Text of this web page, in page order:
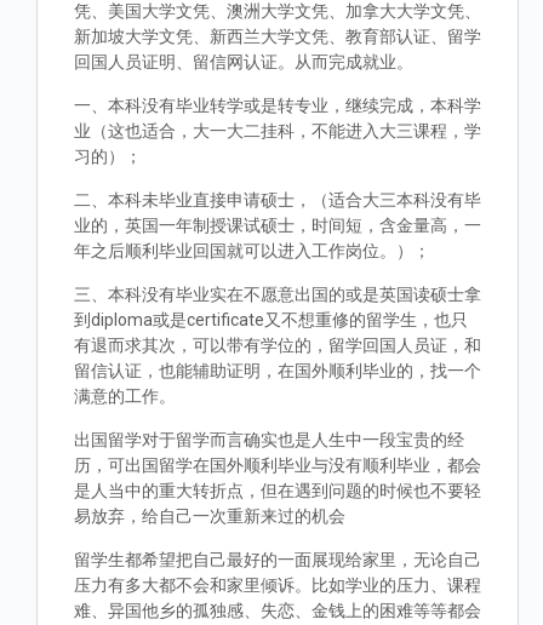
凭、美国大学文凭、澳洲大学文凭、加拿大大学文凭、
新加坡大学文凭、新西兰大学文凭、教育部认证、留学
回国人员证明、留信网认证。从而完成就业。
一、本科没有毕业转学或是转专业，继续完成，本科学
业（这也适合，大一大二挂科，不能进入大三课程，学
习的）；
二、本科未毕业直接申请硕士，（适合大三本科没有毕
业的，英国一年制授课试硕士，时间短，含金量高，一
年之后顺利毕业回国就可以进入工作岗位。）；
三、本科没有毕业实在不愿意出国的或是英国读硕士拿
到diploma或是certificate又不想重修的留学生，也只
有退而求其次，可以带有学位的，留学回国人员证，和
留信认证，也能辅助证明，在国外顺利毕业的，找一个
满意的工作。
出国留学对于留学而言确实也是人生中一段宝贵的经
历，可出国留学在国外顺利毕业与没有顺利毕业，都会
是人当中的重大转折点，但在遇到问题的时候也不要轻
易放弃，给自己一次重新来过的机会
留学生都希望把自己最好的一面展现给家里，无论自己
压力有多大都不会和家里倾诉。比如学业的压力、课程
难、异国他乡的孤独感、失恋、金钱上的困难等等都会